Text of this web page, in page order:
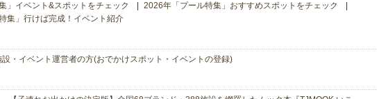
」イベント&スポットをチェック
2026年「プール特集」おすすめスポットをチェック
集」行けば完成！イベント紹介
設・イベント運営者の方(おでかけスポット・イベントの登録)